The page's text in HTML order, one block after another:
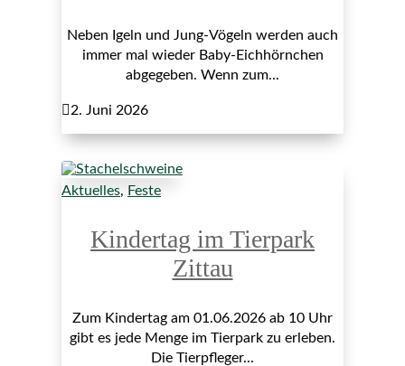
Neben Igeln und Jung-Vögeln werden auch
immer mal wieder Baby-Eichhörnchen
abgegeben. Wenn zum...
2. Juni 2026
Aktuelles, Feste
Kindertag im Tierpark
Zittau
Zum Kindertag am 01.06.2026 ab 10 Uhr
gibt es jede Menge im Tierpark zu erleben.
Die Tierpfleger...